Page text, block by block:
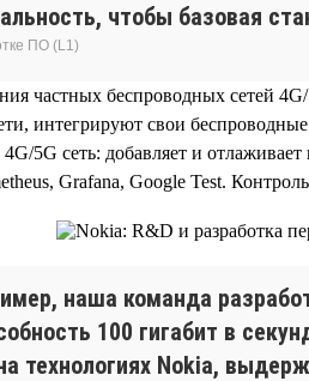
чтобы базовая
ПО (L1)
частных беспроводных сетей
интегрируют свои
5G сеть: добавляет и
Grafana, Google Test.
наша команда
100 гигабит в
технологиях Nokia,